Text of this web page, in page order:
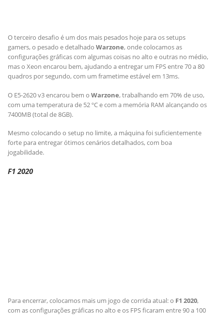
O terceiro desafio é um dos mais pesados hoje para os setups
gamers, o pesado e detalhado Warzone, onde colocamos as
configurações gráficas com algumas coisas no alto e outras no médio,
mas o Xeon encarou bem, ajudando a entregar um FPS entre 70 a 80
quadros por segundo, com um frametime estável em 13ms.
O E5-2620 v3 encarou bem o Warzone, trabalhando em 70% de uso,
com uma temperatura de 52 ºC e com a memória RAM alcançando os
7400MB (total de 8GB).
Mesmo colocando o setup no limite, a máquina foi suficientemente
forte para entregar ótimos cenários detalhados, com boa
jogabilidade.
F1 2020
Para encerrar, colocamos mais um jogo de corrida atual: o F1 2020,
com as configurações gráficas no alto e os FPS ficaram entre 90 a 100